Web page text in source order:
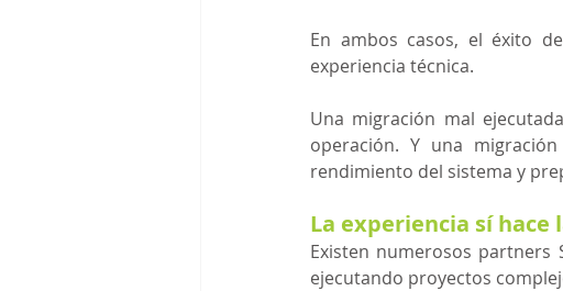
En ambos casos, el éxito
experiencia técnica.
Una migración mal
operación. Y una
rendimiento del sistema y
La experiencia sí hace
Existen numerosos partners
ejecutando proyectos